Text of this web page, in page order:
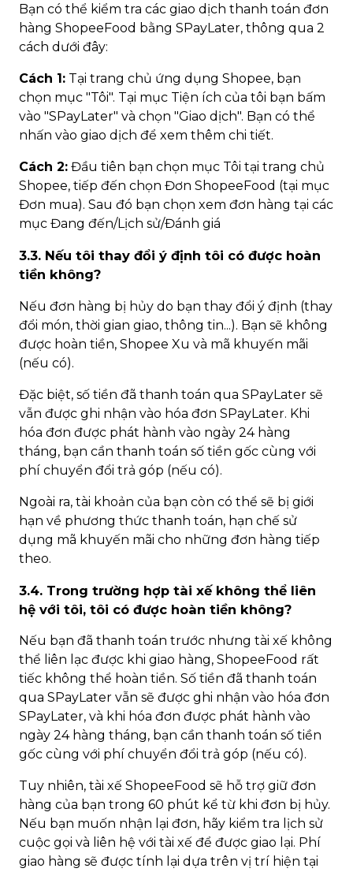
Bạn có thể kiểm tra các giao dịch thanh toán đơn
hàng ShopeeFood bằng SPayLater, thông qua 2
cách dưới đây:
Cách 1: Tại trang chủ ứng dụng Shopee, bạn
chọn mục "Tôi". Tại mục Tiện ích của tôi bạn bấm
vào "SPayLater" và chọn "Giao dịch". Bạn có thể
nhấn vào giao dịch để xem thêm chi tiết.
Cách 2: Đầu tiên bạn chọn mục Tôi tại trang chủ
Shopee, tiếp đến chọn Đơn ShopeeFood (tại mục
Đơn mua). Sau đó bạn chọn xem đơn hàng tại các
mục Đang đến/Lịch sử/Đánh giá
3.3. Nếu tôi thay đổi ý định tôi có được hoàn
tiền không?
Nếu đơn hàng bị hủy do bạn thay đổi ý định (thay
đổi món, thời gian giao, thông tin...). Bạn sẽ không
được hoàn tiền, Shopee Xu và mã khuyến mãi
(nếu có).
Đặc biệt, số tiền đã thanh toán qua SPayLater sẽ
vẫn được ghi nhận vào hóa đơn SPayLater. Khi
hóa đơn được phát hành vào ngày 24 hàng
tháng, bạn cần thanh toán số tiền gốc cùng với
phí chuyển đổi trả góp (nếu có).
Ngoài ra, tài khoản của bạn còn có thể sẽ bị giới
hạn về phương thức thanh toán, hạn chế sử
dụng mã khuyến mãi cho những đơn hàng tiếp
theo.
3.4. Trong trường hợp tài xế không thể liên
hệ với tôi, tôi có được hoàn tiền không?
Nếu bạn đã thanh toán trước nhưng tài xế không
thể liên lạc được khi giao hàng, ShopeeFood rất
tiếc không thể hoàn tiền. Số tiền đã thanh toán
qua SPayLater vẫn sẽ được ghi nhận vào hóa đơn
SPayLater, và khi hóa đơn được phát hành vào
ngày 24 hàng tháng, bạn cần thanh toán số tiền
gốc cùng với phí chuyển đổi trả góp (nếu có).
Tuy nhiên, tài xế ShopeeFood sẽ hỗ trợ giữ đơn
hàng của bạn trong 60 phút kể từ khi đơn bị hủy.
Nếu bạn muốn nhận lại đơn, hãy kiểm tra lịch sử
cuộc gọi và liên hệ với tài xế để được giao lại. Phí
giao hàng sẽ được tính lại dựa trên vị trí hiện tại